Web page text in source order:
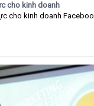
cho kinh doanh
cho kinh doanh